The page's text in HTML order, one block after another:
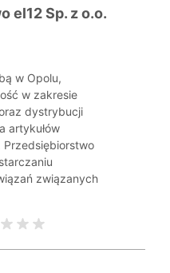
el12 Sp. z o.o.
w Opolu,
w zakresie
dystrybucji
artykułów
związanych